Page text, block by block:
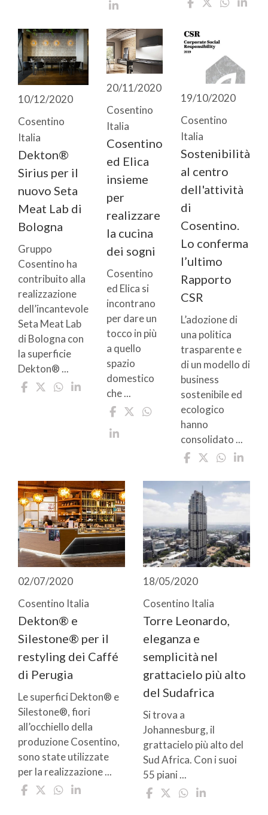
10/12/2020
Cosentino
Italia
Dekton®
Sirius per il
nuovo Seta
Meat Lab di
Bologna
Gruppo
Cosentino ha
contribuito alla
realizzazione
dell’incantevole
Seta Meat Lab
di Bologna con
la superficie
Dekton® ...
20/11/2020
Cosentino
Italia
Cosentino
ed Elica
insieme
per
realizzare
la cucina
dei sogni
Cosentino
ed Elica si
incontrano
per dare un
tocco in più
a quello
spazio
domestico
che ...
19/10/2020
Cosentino
Italia
Sostenibilità
al centro
dell'attività
di
Cosentino.
Lo conferma
l’ultimo
Rapporto
CSR
L’adozione di
una politica
trasparente e
di un modello di
business
sostenibile ed
ecologico
hanno
consolidato ...
02/07/2020
Cosentino Italia
Dekton® e
Silestone® per il
restyling dei Caffé
di Perugia
Le superfici Dekton® e
Silestone®, fiori
all’occhiello della
produzione Cosentino,
sono state utilizzate
per la realizzazione ...
18/05/2020
Cosentino Italia
Torre Leonardo,
eleganza e
semplicità nel
grattacielo più alto
del Sudafrica
Si trova a
Johannesburg, il
grattacielo più alto del
Sud Africa. Con i suoi
55 piani ...